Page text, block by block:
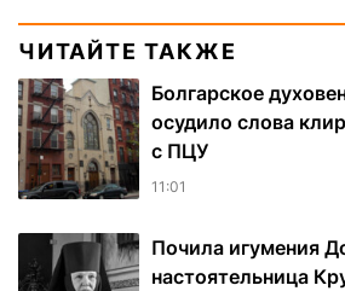
ЧИТАЙТЕ ТАКЖЕ
Болгарское
осудило слова
с ПЦУ
11:01
Почила игумения
настоятельница